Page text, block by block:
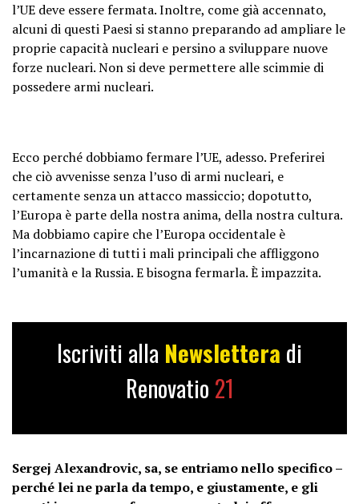
l’UE deve essere fermata. Inoltre, come già accennato,
alcuni di questi Paesi si stanno preparando ad ampliare le
proprie capacità nucleari e persino a sviluppare nuove
forze nucleari. Non si deve permettere alle scimmie di
possedere armi nucleari.
Ecco perché dobbiamo fermare l’UE, adesso. Preferirei
che ciò avvenisse senza l’uso di armi nucleari, e
certamente senza un attacco massiccio; dopotutto,
l’Europa è parte della nostra anima, della nostra cultura.
Ma dobbiamo capire che l’Europa occidentale è
l’incarnazione di tutti i mali principali che affliggono
l’umanità e la Russia. E bisogna fermarla. È impazzita.
Iscriviti alla Newslettera di
Renovatio 21
Sergej Alexandrovic, sa, se entriamo nello specifico –
perché lei ne parla da tempo, e giustamente, e gli